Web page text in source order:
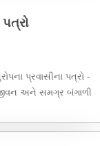
પ્રવાસીના પત્રો -
જીવન અને સમગ્ર બંગાળી